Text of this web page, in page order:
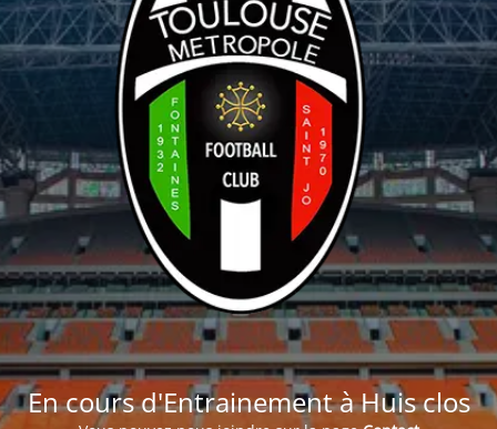
En cours d'Entrainement à Huis clos